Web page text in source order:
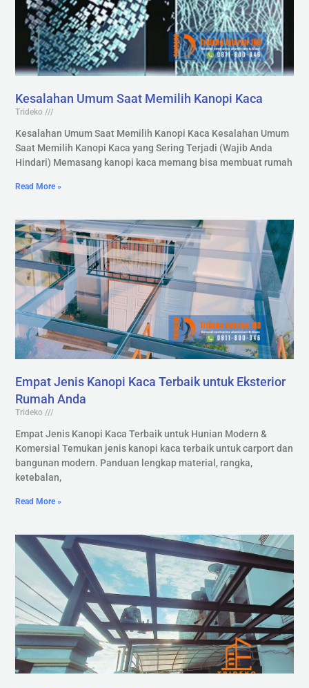
Kesalahan Umum Saat Memilih Kanopi Kaca
Trideko
Kesalahan Umum Saat Memilih Kanopi Kaca Kesalahan Umum
Saat Memilih Kanopi Kaca yang Sering Terjadi (Wajib Anda
Hindari) Memasang kanopi kaca memang bisa membuat rumah
Read More »
Empat Jenis Kanopi Kaca Terbaik untuk Eksterior
Rumah Anda
Trideko
Empat Jenis Kanopi Kaca Terbaik untuk Hunian Modern &
Komersial Temukan jenis kanopi kaca terbaik untuk carport dan
bangunan modern. Panduan lengkap material, rangka,
ketebalan,
Read More »